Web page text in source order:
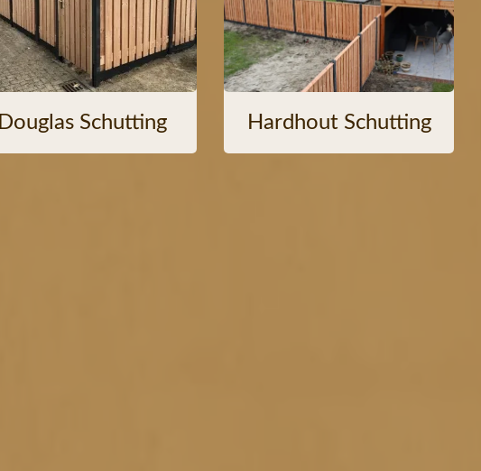
Douglas Schutting Hardhout Schutting